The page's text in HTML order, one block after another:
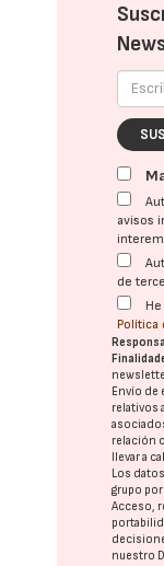
avisos
de
Política
Envío de
relativos
relación
llevar a
Los
grupo
Acceso,
nuestro